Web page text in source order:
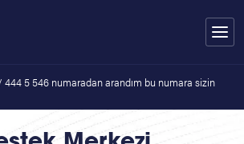
444 5 546 numaradan arandım bu numara sizin